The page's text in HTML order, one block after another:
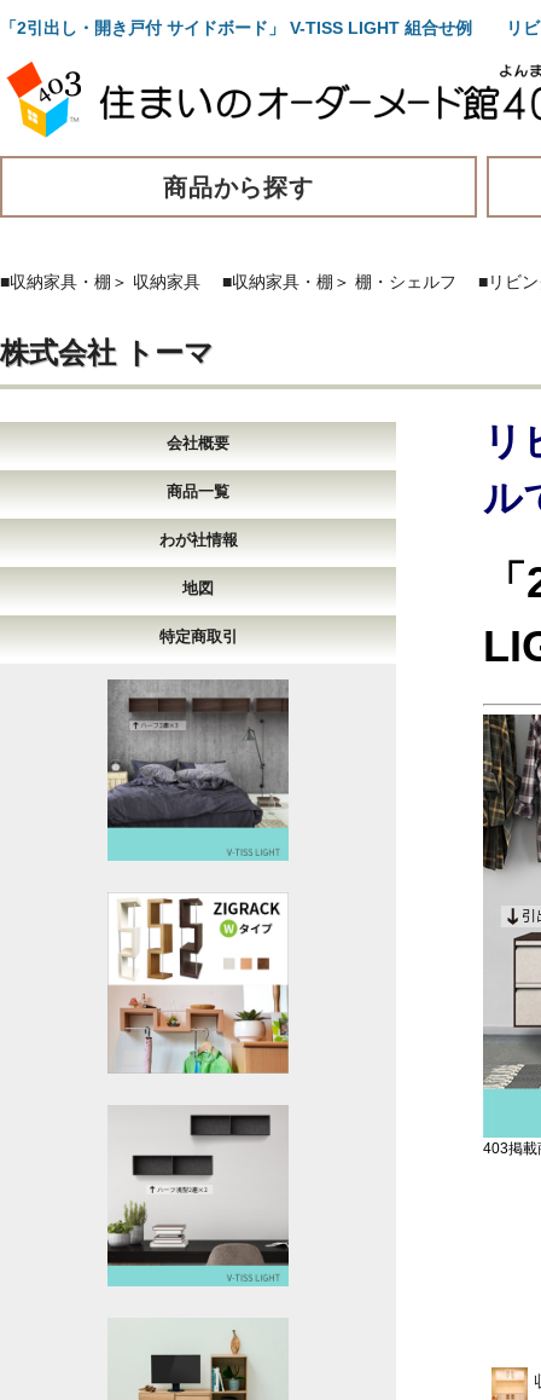
「2引出し・開き戸付 サイドボード」 V-TISS LIGHT 組合せ例 リ
商品から探す
■収納家具・棚 ＞ 収納家具 ■収納家具・棚 ＞ 棚・シェルフ ■リビ
株式会社 トーマ
会社概要
商品一覧
わが社情報
地図
特定商取引
リ
ル
403掲載